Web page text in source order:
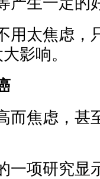
用太焦虑，
影响。
而焦虑，甚
一项研究显